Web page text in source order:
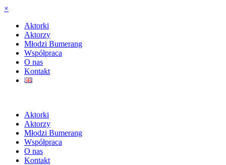
×
Aktorki
Aktorzy
Młodzi Bumerang
Współpraca
O nas
Kontakt
Aktorki
Aktorzy
Młodzi Bumerang
Współpraca
O nas
Kontakt